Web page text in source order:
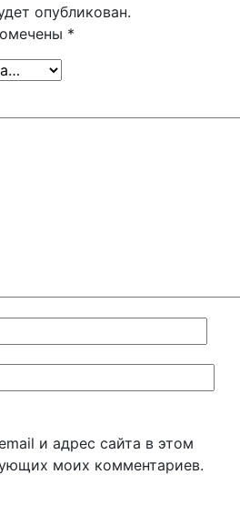
опубликован.
*
и адрес сайта в этом
моих комментариев.